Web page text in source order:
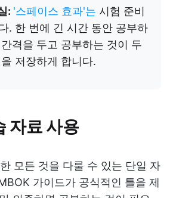
: '스페이스 효과'는 시험 준비
. 한 번에 긴 시간 동안 공부하
격을 두고 공부하는 것이 두
저장하게 합니다.
자료 사용
모든 것을 다룰 수 있는 단일 자
가이드가 공식적인 틀을 제